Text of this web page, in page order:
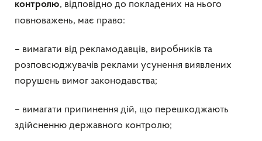
контролю, відповідно до покладених на нього
повноважень, має право:
– вимагати від рекламодавців, виробників та
розповсюджувачів реклами усунення виявлених
порушень вимог законодавства;
– вимагати припинення дій, що перешкоджають
здійсненню державного контролю;